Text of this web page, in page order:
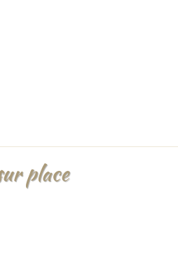
place